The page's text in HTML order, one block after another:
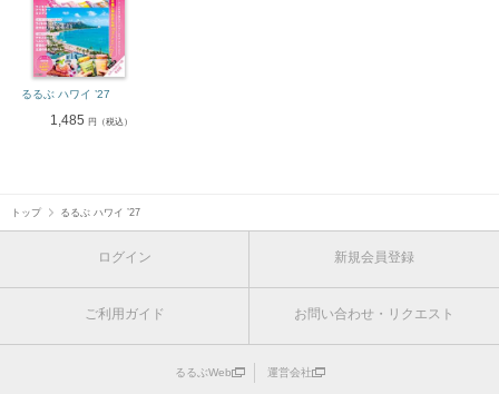
るるぶ ハワイ ’27
1,485円（税込）
トップ るるぶ ハワイ ’27
ログイン 新規会員登録
ご利用ガイド お問い合わせ・リクエスト
るるぶWeb 運営会社